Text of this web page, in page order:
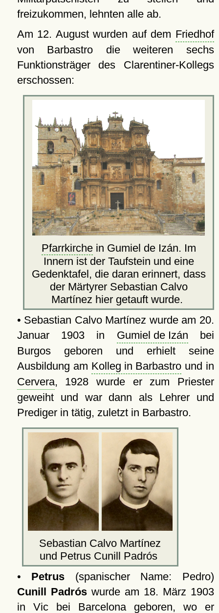
freizukommen, lehnten alle ab.
Am 12. August wurden auf dem Friedhof
von Barbastro die weiteren sechs
Funktionsträger des Clarentiner-Kollegs
erschossen:
Pfarrkirchein Gumiel de Izán. Im
Innern ist der Taufstein und eine
Gedenktafel, die daran erinnert, dass
der Märtyrer Sebastian Calvo
Martínez hier getauft wurde.
• Sebastian Calvo Martínez wurde am 20.
Januar 1903 in Gumiel de Izán bei
Burgos geboren und erhielt seine
Ausbildung am Kolleg in Barbastround in
Cervera, 1928 wurde er zum Priester
geweiht und war dann als Lehrer und
Prediger in tätig, zuletzt in Barbastro.
Sebastian Calvo Martínez
und Petrus Cunill Padrós
• Petrus (spanischer Name: Pedro)
Cunill Padróswurde am 18. März 1903
in Vicbei Barcelona geboren, wo er